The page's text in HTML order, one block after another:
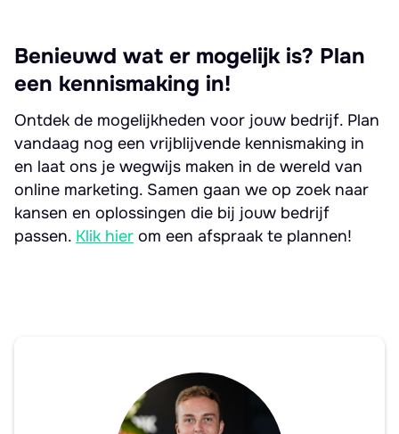
Benieuwd wat er mogelijk is? Plan
een kennismaking in!
Ontdek de mogelijkheden voor jouw bedrijf. Plan
vandaag nog een vrijblijvende kennismaking in
en laat ons je wegwijs maken in de wereld van
online marketing. Samen gaan we op zoek naar
kansen en oplossingen die bij jouw bedrijf
passen. Klik hier om een afspraak te plannen!